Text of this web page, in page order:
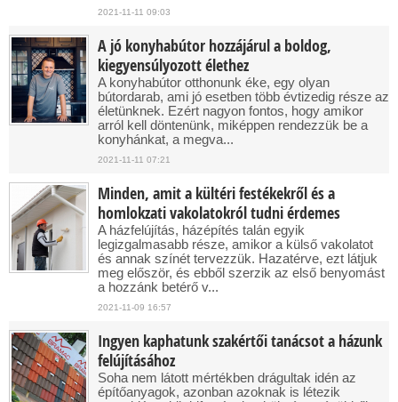
2021-11-11 09:03
A jó konyhabútor hozzájárul a boldog,
kiegyensúlyozott élethez
A konyhabútor otthonunk éke, egy olyan
bútordarab, ami jó esetben több évtizedig része az
életünknek. Ezért nagyon fontos, hogy amikor
arról kell döntenünk, miképpen rendezzük be a
konyhánkat, a megva...
2021-11-11 07:21
Minden, amit a kültéri festékekről és a
homlokzati vakolatokról tudni érdemes
A házfelújítás, házépítés talán egyik
legizgalmasabb része, amikor a külső vakolatot
és annak színét tervezzük. Hazatérve, ezt látjuk
meg először, és ebből szerzik az első benyomást
a hozzánk betérő v...
2021-11-09 16:57
Ingyen kaphatunk szakértői tanácsot a házunk
felújításához
Soha nem látott mértékben drágultak idén az
építőanyagok, azonban azoknak is létezik